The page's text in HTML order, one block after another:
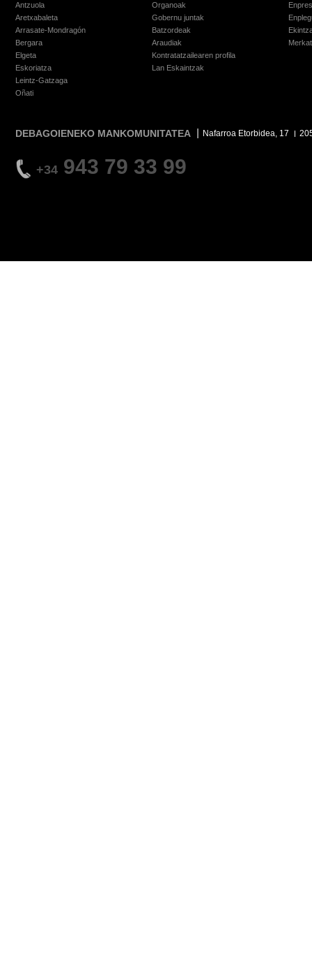
Antzuola
Aretxabaleta
Arrasate-Mondragón
Bergara
Elgeta
Eskoriatza
Leintz-Gatzaga
Oñati
Organoak
Gobernu juntak
Batzordeak
Araudiak
Kontratatzailearen profila
Lan Eskaintzak
DEBAGOIENEKO MANKOMUNITATEA Nafarroa Etorbidea, 17
+34 943 79 33 99